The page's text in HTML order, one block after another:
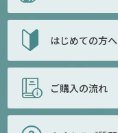
はじめての方へ
ご購入の流れ